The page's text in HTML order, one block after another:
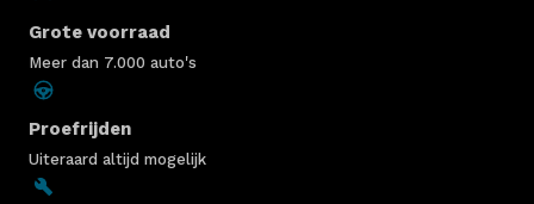
Grote voorraad
Meer dan 7.000 auto's
Proefrijden
Uiteraard altijd mogelijk